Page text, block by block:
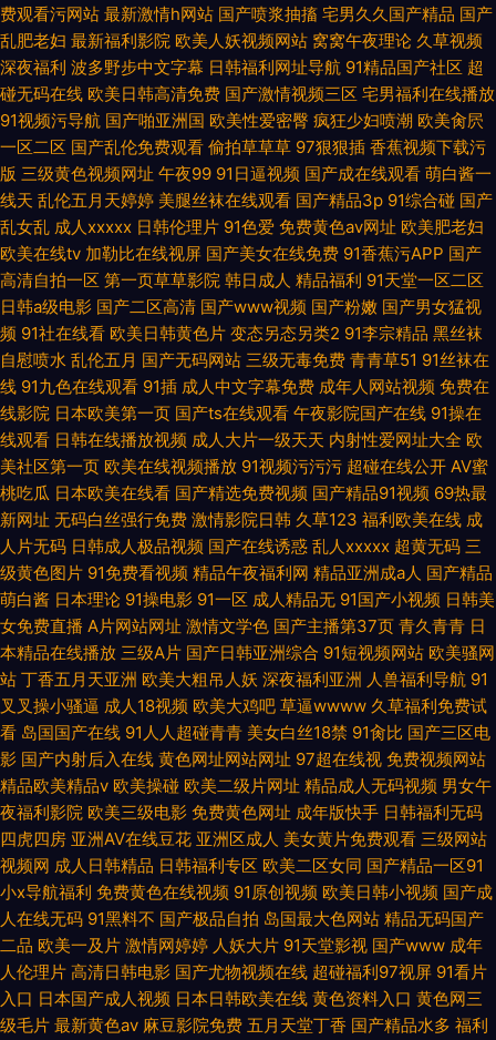
费观看污网站 最新激情h网站 国产喷浆抽搐 宅男久久国产精品 国产
乱肥老妇 最新福利影院 欧美人妖视频网站 窝窝午夜理论 久草视频
深夜福利 波多野步中文字幕 日韩福利网址导航 91精品国产社区 超
碰无码在线 欧美日韩高清免费 国产激情视频三区 宅男福利在线播放
91视频污导航 国产啪亚洲国 欧美性爱密臀 疯狂少妇喷潮 欧美肏屄
一区二区 国产乱伦免费观看 偷拍草草草 97狠狠插 香蕉视频下载污
版 三级黄色视频网址 午夜99 91日逼视频 国产成在线观看 萌白酱一
线天 乱伦五月天婷婷 美腿丝袜在线观看 国产精品3p 91综合碰 国产
乱女乱 成人xxxxx 日韩伦理片 91色爱 免费黄色av网址 欧美肥老妇
欧美在线tv 加勒比在线视屏 国产美女在线免费 91香蕉污APP 国产
高清自拍一区 第一页草草影院 韩日成人 精品福利 91天堂一区二区
日韩a级电影 国产二区高清 国产www视频 国产粉嫩 国产男女猛视
频 91社在线看 欧美日韩黄色片 变态另态另类2 91李宗精品 黑丝袜
自慰喷水 乱伦五月 国产无码网站 三级无毒免费 青青草51 91丝袜在
线 91九色在线观看 91插 成人中文字幕免费 成年人网站视频 免费在
线影院 日本欧美第一页 国产ts在线观看 午夜影院国产在线 91操在
线观看 日韩在线播放视频 成人大片一级天天 内射性爱网址大全 欧
美社区第一页 欧美在线视频播放 91视频污污污 超碰在线公开 AV蜜
桃吃瓜 日本欧美在线看 国产精选免费视频 国产精品91视频 69热最
新网址 无码白丝强行免费 激情影院日韩 久草123 福利欧美在线 成
人片无码 日韩成人极品视频 国产在线诱惑 乱人xxxxx 超黄无码 三
级黄色图片 91免费看视频 精品午夜福利网 精品亚洲成a人 国产精品
萌白酱 日本理论 91操电影 91一区 成人精品无 91国产小视频 日韩美
女免费直播 A片网站网址 激情文学色 国产主播第37页 青久青青 日
本精品在线播放 三级A片 国产日韩亚洲综合 91短视频网站 欧美骚网
站 丁香五月天亚洲 欧美大粗吊人妖 深夜福利亚洲 人兽福利导航 91
叉叉操小骚逼 成人18视频 欧美大鸡吧 草逼wwww 久草福利免费试
看 岛国国产在线 91人人超碰青青 美女白丝18禁 91肏比 国产三区电
影 国产内射后入在线 黄色网址网站网址 97超在线视 免费视频网站
精品欧美精品v 欧美操碰 欧美二级片网址 精品成人无码视频 男女午
夜福利影院 欧美三级电影 免费黄色网址 成年版快手 日韩福利无码
四虎四房 亚洲AV在线豆花 亚洲区成人 美女黄片免费观看 三级网站
视频网 成人日韩精品 日韩福利专区 欧美二区女同 国产精品一区91
小x导航福利 免费黄色在线视频 91原创视频 欧美日韩小视频 国产成
人在线无码 91黑料不 国产极品自拍 岛国最大色网站 精品无码国产
二品 欧美一及片 激情网婷婷 人妖大片 91天堂影视 国产www 成年
人伦理片 高清日韩电影 国产尤物视频在线 超碰福利97视屏 91看片
入口 日本国产成人视频 日本日韩欧美在线 黄色资料入口 黄色网三
级毛片 最新黄色av 麻豆影院免费 五月天堂丁香 国产精品水多 福利